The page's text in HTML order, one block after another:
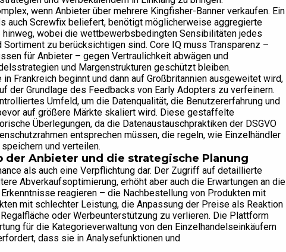
wenn Anbieter über mehrere Kingfisher-Banner verkaufen. Ein
auch Screwfix beliefert, benötigt möglicherweise aggregierte
wobei die wettbewerbsbedingten Sensibilitäten jedes
zu berücksichtigen sind. Core IQ muss Transparenz –
für Anbieter – gegen Vertraulichkeit abwägen und
und Margenstrukturen geschützt bleiben.
Frankreich beginnt und dann auf Großbritannien ausgeweitet wird,
der Grundlage des Feedbacks von Early Adopters zu verfeinern.
Umfeld, um die Datenqualität, die Benutzererfahrung und
auf größere Märkte skaliert wird. Diese gestaffelte
Überlegungen, da die Datenaustauschpraktiken der DSGVO
entsprechen müssen, die regeln, wie Einzelhändler
und verteilen.
Anbieter und die strategische Planung
als auch eine Verpflichtung dar. Der Zugriff auf detaillierte
Abverkaufsoptimierung, erhöht aber auch die Erwartungen an die
reagieren – die Nachbestellung von Produkten mit
mit schlechter Leistung, die Anpassung der Preise als Reaktion
oder Werbeunterstützung zu verlieren. Die Plattform
für die Kategorieverwaltung von den Einzelhandelseinkäufern
dass sie in Analysefunktionen und